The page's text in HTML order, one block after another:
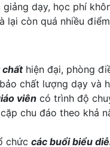
giảng dạy, học phí
lại còn quá nhiều
chấthiện đại, phòng
chất lượng dạy và
viên có trình độ
chu đáo theo khả
chức các buổi biểu